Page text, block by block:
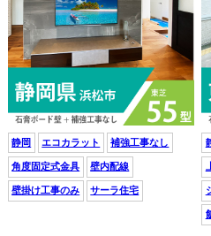
静岡 エコカラット 補強工事なし
角度固定式金具 壁内配線
壁掛け工事のみ サーラ住宅